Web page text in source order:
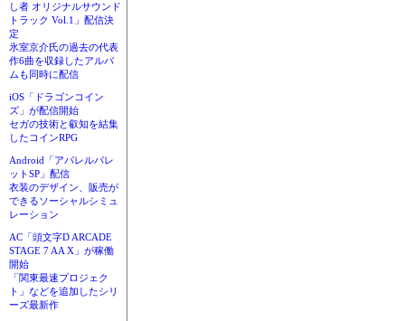
し者 オリジナルサウンド
トラック Vol.1」配信決
定
氷室京介氏の過去の代表
作6曲を収録したアルバ
ムも同時に配信
iOS「ドラゴンコイン
ズ」が配信開始
セガの技術と叡知を結集
したコインRPG
Android「アパレルパレ
ットSP」配信
衣装のデザイン、販売が
できるソーシャルシミュ
レーション
AC「頭文字D ARCADE
STAGE 7 AA X」が稼働
開始
「関東最速プロジェク
ト」などを追加したシリ
ーズ最新作